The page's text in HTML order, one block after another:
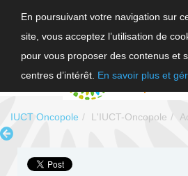
En poursuivant votre navigation sur
site, vous acceptez l’utilisation de
pour vous proposer des contenus et
centres d’intérêt. En savoir plus et
IUCT Oncopole L'IUCT-Oncopole